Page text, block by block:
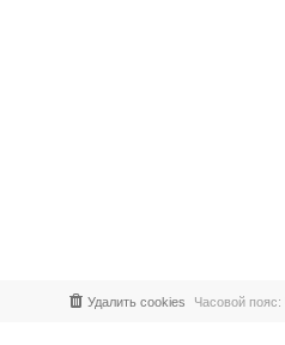
Часовой пояс:
Удалить cookies